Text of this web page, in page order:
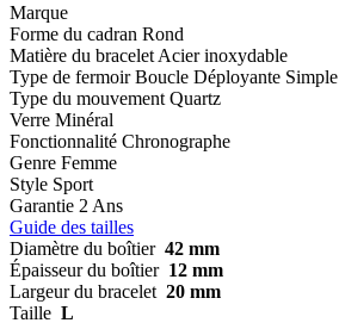
Marque
Forme du cadran Rond
Matière du bracelet Acier inoxydable
Type de fermoir Boucle Déployante Simple
Type du mouvement Quartz
Verre Minéral
Fonctionnalité Chronographe
Genre Femme
Style Sport
Garantie 2 Ans
Guide des tailles
Diamètre du boîtier 42 mm
Épaisseur du boîtier 12 mm
Largeur du bracelet 20 mm
Taille L